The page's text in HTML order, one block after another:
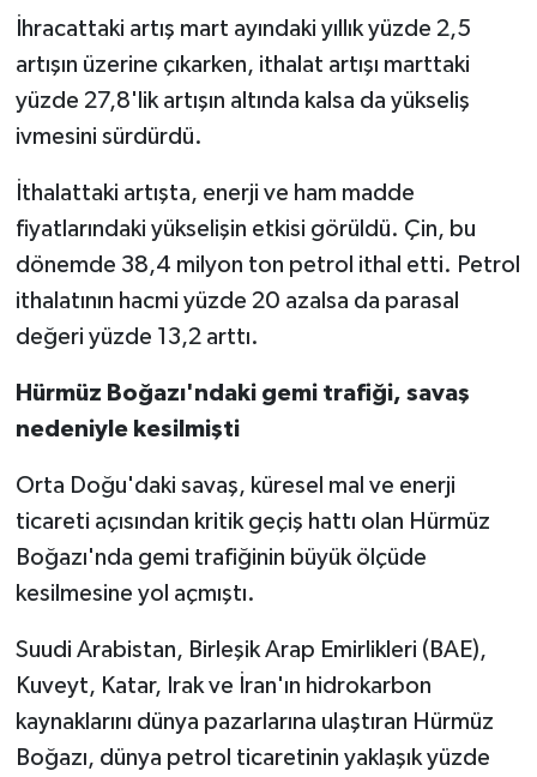
İhracattaki artış mart ayındaki yıllık yüzde 2,5
artışın üzerine çıkarken, ithalat artışı marttaki
yüzde 27,8'lik artışın altında kalsa da yükseliş
ivmesini sürdürdü.
İthalattaki artışta, enerji ve ham madde
fiyatlarındaki yükselişin etkisi görüldü. Çin, bu
dönemde 38,4 milyon ton petrol ithal etti. Petrol
ithalatının hacmi yüzde 20 azalsa da parasal
değeri yüzde 13,2 arttı.
Hürmüz Boğazı'ndaki gemi trafiği, savaş
nedeniyle kesilmişti
Orta Doğu'daki savaş, küresel mal ve enerji
ticareti açısından kritik geçiş hattı olan Hürmüz
Boğazı'nda gemi trafiğinin büyük ölçüde
kesilmesine yol açmıştı.
Suudi Arabistan, Birleşik Arap Emirlikleri (BAE),
Kuveyt, Katar, Irak ve İran'ın hidrokarbon
kaynaklarını dünya pazarlarına ulaştıran Hürmüz
Boğazı, dünya petrol ticaretinin yaklaşık yüzde